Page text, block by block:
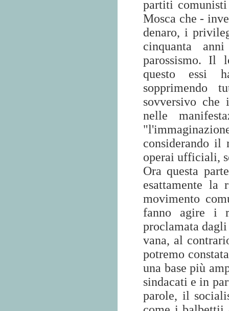
partiti
Mosca che -
denaro, i
cinquanta
parossismo. Il
questo essi
sopprimendo
sovversivo che i
nelle
considerando il
operai ufficiali,
Ora questa
esattamente la
movimento
fanno agire i
proclamata
vana, al
potremo
una base più
sindacati e in
parole, il